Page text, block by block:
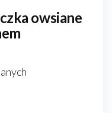
owsiane